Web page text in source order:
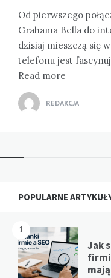
Od pierwszego
Grahama Bella do
dzisiaj mieszczą się
telefonu jest
Read more
REDAKCJA
Widgets
POPULARNE
1
Jak